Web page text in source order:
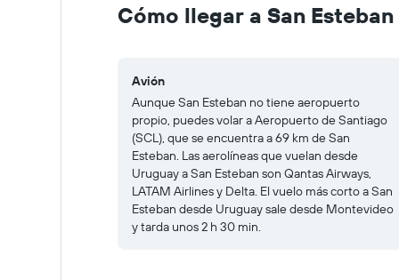
to
400.
Cómo llegar a San Esteban
Avión
Aunque San Esteban no tiene aeropuerto
propio, puedes volar a Aeropuerto de Santiago
(SCL), que se encuentra a 69 km de San
Esteban. Las aerolíneas que vuelan desde
Uruguay a San Esteban son Qantas Airways,
LATAM Airlines y Delta. El vuelo más corto a San
Esteban desde Uruguay sale desde Montevideo
y tarda unos 2 h 30 min.